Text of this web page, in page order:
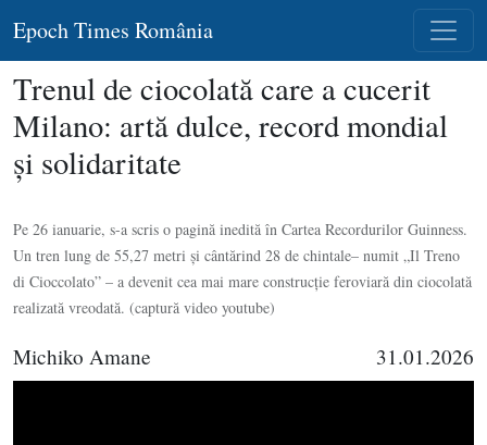
Epoch Times România
Trenul de ciocolată care a cucerit
Milano: artă dulce, record mondial
şi solidaritate
Pe 26 ianuarie, s-a scris o pagină inedită în Cartea Recordurilor Guinness.
Un tren lung de 55,27 metri şi cântărind 28 de chintale– numit „Il Treno
di Cioccolato” – a devenit cea mai mare construcţie feroviară din ciocolată
realizată vreodată. (captură video youtube)
Michiko Amane 31.01.2026